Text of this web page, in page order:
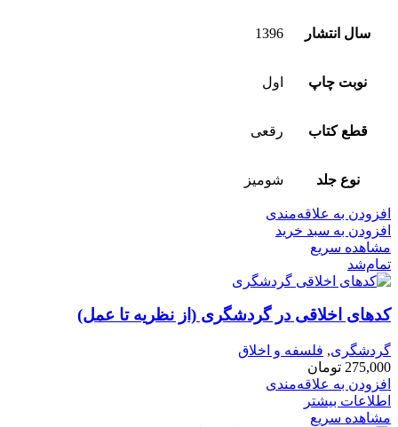
سال انتشار 1396
نوبت چاپ اول
قطع کتاب رقعی
نوع جلد شومیز
افزودن به علاقه‌مندی
افزودن به سبد خرید
مشاهده سریع
تمام‌شد
کدهای اخلاقی در گردشگری (از نظریه تا عمل)
گردشگری, فلسفه و اخلاق
275,000 تومان
افزودن به علاقه‌مندی
اطلاعات بیشتر
مشاهده سریع